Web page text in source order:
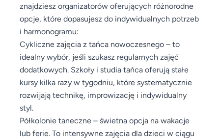
znajdziesz organizatorów oferujących różnorodne
opcje, które dopasujesz do indywidualnych potrzeb
i harmonogramu:
Cykliczne zajęcia z tańca nowoczesnego – to
idealny wybór, jeśli szukasz regularnych zajęć
dodatkowych. Szkoły i studia tańca oferują stałe
kursy kilka razy w tygodniu, które systematycznie
rozwijają technikę, improwizację i indywidualny
styl.
Półkolonie taneczne – świetna opcja na wakacje
lub ferie. To intensywne zajęcia dla dzieci w ciągu